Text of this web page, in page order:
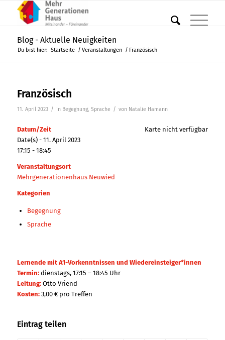
Blog - Aktuelle Neuigkeiten
Du bist hier: Startseite / Veranstaltungen / Französisch
Französisch
11. April 2023 / in Begegnung, Sprache / von Natalie Hamann
Karte nicht verfügbar
Datum/Zeit
Date(s) - 11. April 2023
17:15 - 18:45
Veranstaltungsort
Mehrgenerationenhaus Neuwied
Kategorien
Begegnung
Sprache
Lernende mit A1-Vorkenntnissen und Wiedereinsteiger*innen
Termin:dienstags, 17:15 – 18:45 Uhr
Leitung:Otto Vriend
Kosten:3,00 € pro Treffen
Eintrag teilen